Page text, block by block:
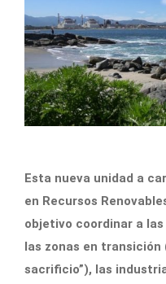
Esta nueva unidad a
en Recursos
objetivo coordinar a
las zonas en transición
sacrificio”), las